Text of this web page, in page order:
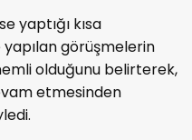
yaptığı kısa
yapılan görüşmelerin
olduğunu belirterek,
etmesinden